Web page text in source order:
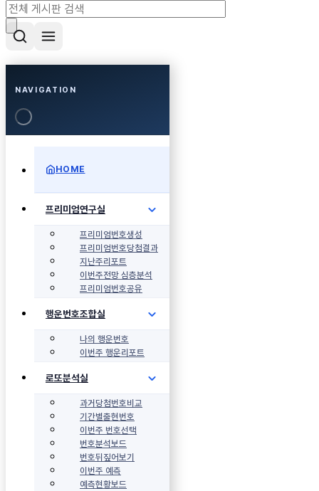
NAVIGATION
HOME
프리미엄연구실
프리미엄번호생성
프리미엄번호당첨결과
지난주리포트
이번주전망 심층분석
프리미엄번호공유
행운번호조합실
나의 행운번호
이번주 행운리포트
로또분석실
과거당첨번호비교
기간별출현번호
이번주 번호선택
번호분석보드
번호뒤짚어보기
이번주 예측
예측현황보드